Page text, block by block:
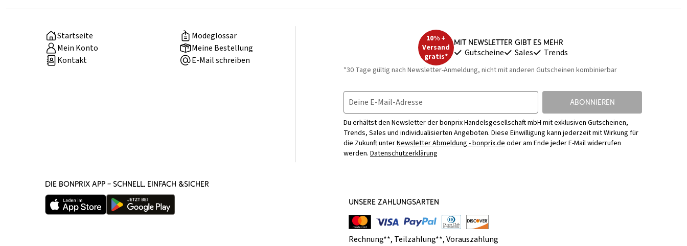
Startseite
Modeglossar
Mein Konto
Meine Bestellung
Kontakt
E-Mail schreiben
10% +
Versand
gratis*
Mit Newsletter gibt es mehr
Gutscheine Sales Trends
*30 Tage gültig nach Newsletter-Anmeldung, nicht mit anderen Gutscheinen kombinierbar
Deine E-Mail-Adresse ABONNIEREN
Du erhältst den Newsletter der bonprix Handelsgesellschaft mbH mit exklusiven Gutscheinen,
Trends, Sales und individualisierten Angeboten. Diese Einwilligung kann jederzeit mit Wirkung für
die Zukunft unterNewsletter Abmeldung - bonprix.deoder am Ende jeder E-Mail widerrufen
werden. Datenschutzerklärung
DIE BONPRIX APP – SCHNELL, EINFACH &SICHER
UNSERE ZAHLUNGSARTEN
Rechnung**, Teilzahlung**,Vorauszahlung